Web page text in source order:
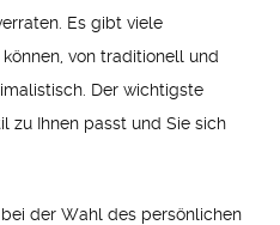
Es gibt viele
von traditionell und
Der wichtigste
zu Ihnen passt und Sie sich
der Wahl des persönlichen